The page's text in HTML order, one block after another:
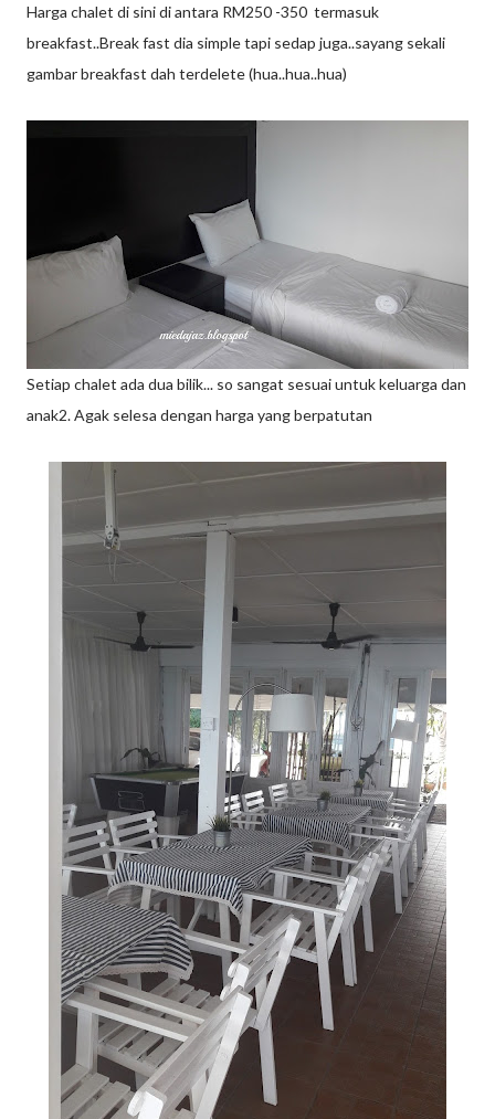
Harga chalet di sini di antara RM250 -350 termasuk
breakfast..Break fast dia simple tapi sedap juga..sayang sekali
gambar breakfast dah terdelete (hua..hua..hua)
Setiap chalet ada dua bilik... so sangat sesuai untuk keluarga dan
anak2. Agak selesa dengan harga yang berpatutan